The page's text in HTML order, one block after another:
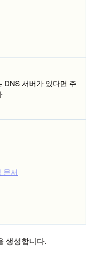
DNS 서버가 있다면 주
문서
생성합니다.